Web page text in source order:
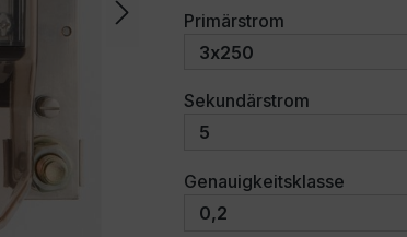
Primärstrom
Sekundärstrom
Genauigkeitsklasse